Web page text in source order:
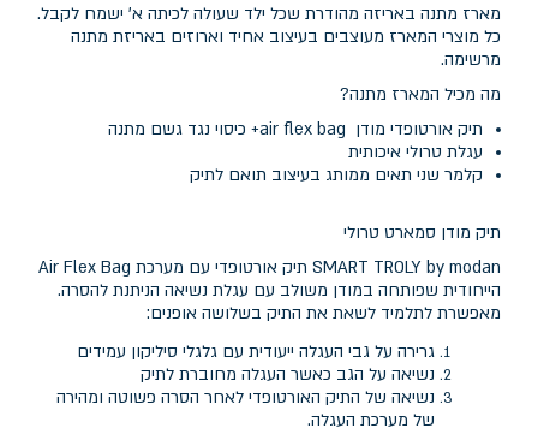
מארז מתנה באריזה מהודרת שכל ילד שעולה לכיתה א' ישמח לקבל.
כל מוצרי המארז מעוצבים בעיצוב אחיד וארוזים באריזת מתנה
מרשימה.
מה מכיל המארז מתנה?
תיק אורטופדי מודן air flex bag+ כיסוי נגד גשם מתנה
עגלת טרולי איכותית
קלמר שני תאים ממותג בעיצוב תואם לתיק
תיק מודן סמארט טרולי
SMART TROLY by modan תיק אורטופדי עם מערכת Air Flex Bag
הייחודית שפותחה במודן משולב עם עגלת נשיאה הניתנת להסרה.
מאפשרת לתלמיד לשאת את התיק בשלושה אופנים:
גרירה על גבי העגלה ייעודית עם גלגלי סיליקון עמידים
נשיאה על הגב כאשר העגלה מחוברת לתיק
נשיאה של התיק האורטופדי לאחר הסרה פשוטה ומהירה
של מערכת העגלה.